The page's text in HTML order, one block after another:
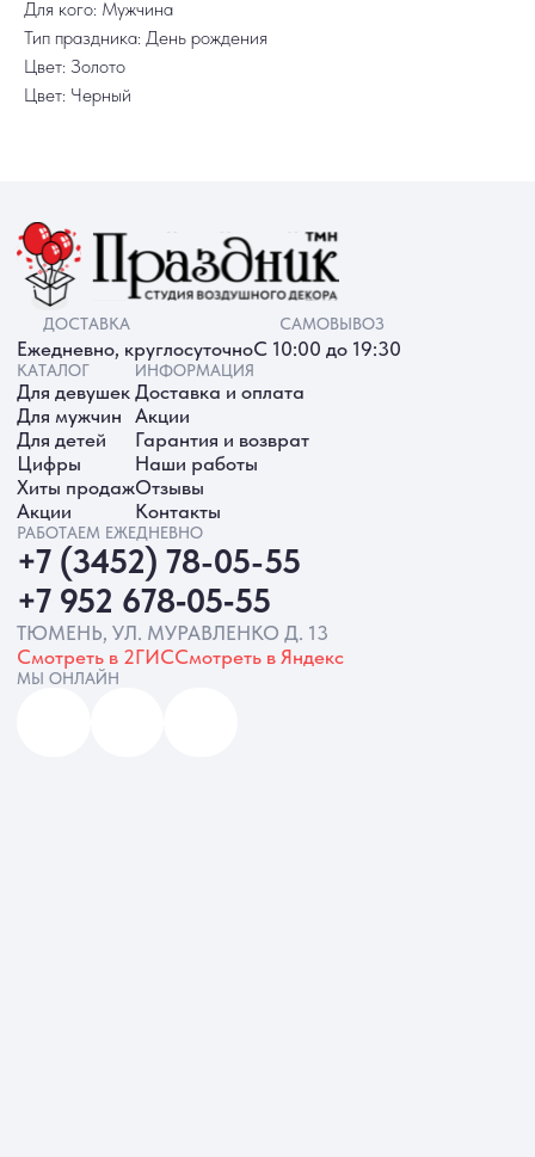
Для кого: Мужчина
Тип праздника: День рождения
Цвет: Золото
Цвет: Черный
ИП Батырева Марина Александровна,
ИНН 720413822766, ОГРНИП
325723200064191
Политика обработки ПД
Согласие на обработку ПД
Политика Cookie
Согласие на рекламную рассылку
Разработка сайта
ТЮМЕНЬ, УЛ. МУРАВЛЕНКО Д. 13
Смотреть в 2ГИССмотреть в Яндекс
МЫ ОНЛАЙН